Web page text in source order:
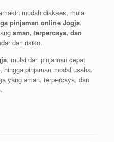
mudah diakses, mulai
pinjaman online Jogja.
aman, terpercaya, dan
dari risiko.
, mulai dari pinjaman cepat
pinjaman modal usaha.
yang aman, terpercaya, dan